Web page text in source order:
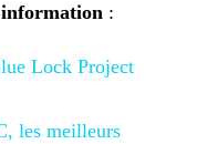
:
Lock Project
les meilleurs